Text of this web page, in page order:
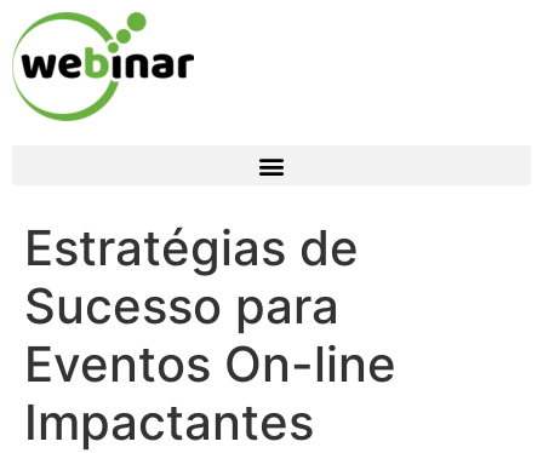
Estratégias de
Sucesso para
Eventos On-line
Impactantes